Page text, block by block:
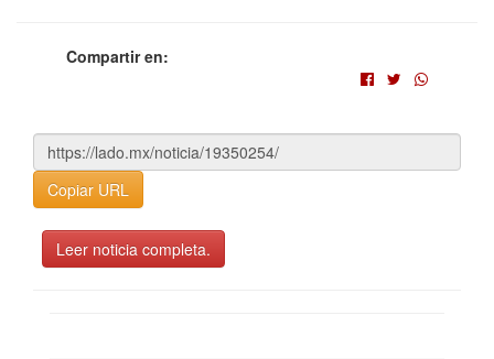
Compartir en:
Copiar URL
Leer noticia completa.